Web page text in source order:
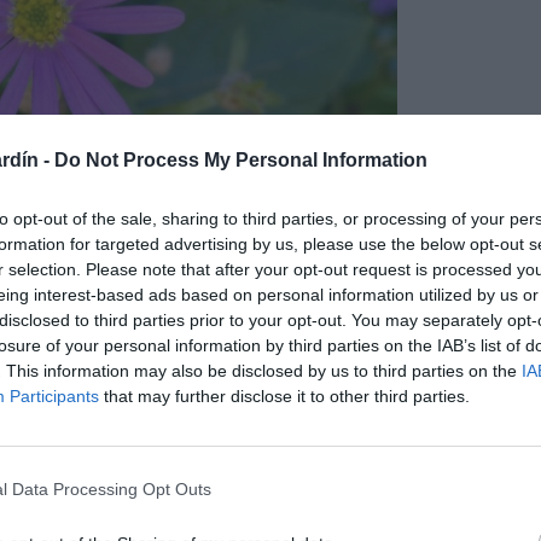
- Do Not Process My Personal Information
opt-out of the sale, sharing to third parties, or processing of your
for targeted advertising by us, please use the below opt-out
selection. Please note that after your opt-out request is processed
interest-based ads based on personal information utilized by us
to third parties prior to your opt-out. You may separately
of your personal information by third parties on the IAB’s list of
This information may also be disclosed by us to third parties on the
Participants that may further disclose it to other third parties.
Data Processing Opt Outs
Segmentosa, Brachyscome Iberidifolia,
Angustifolia, dentro de la variedad Angustifolia hay